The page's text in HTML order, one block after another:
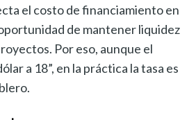
el costo de financiamiento en
de mantener liquidez
Por eso, aunque el
a 18”, en la práctica la tasa es